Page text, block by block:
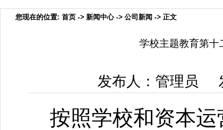
您现在的位置: 首页 -> 新闻中心-> 公司新闻 -> 正文
学校主题教育第十
发布人：管理员
按照学校和资本